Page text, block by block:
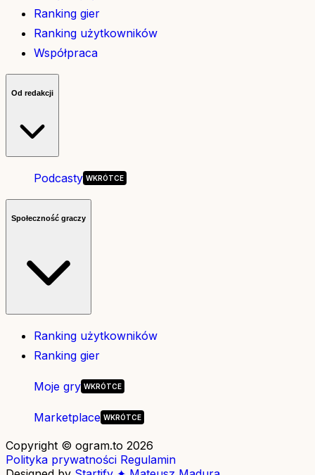
Ranking gier
Ranking użytkowników
Współpraca
Od redakcji
Podcasty
Społeczność graczy
Ranking użytkowników
Ranking gier
Moje gry
Marketplace
Copyright © ogram.to 2026
Polityka prywatności Regulamin